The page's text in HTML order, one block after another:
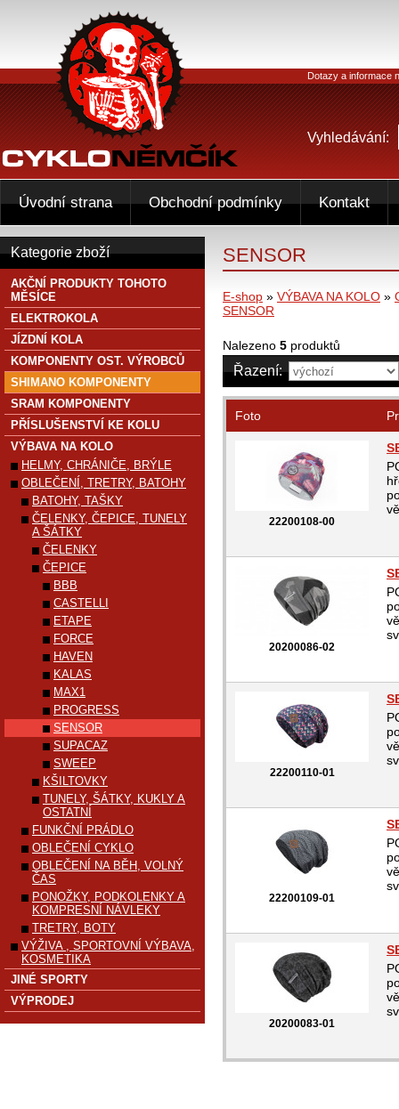
SENSOR
E-shop » VÝBAVA NA KOLO »
SENSOR
Nalezeno 5 produktů
Řazení:
Foto
22200108-00
20200086-02
22200110-01
22200109-01
20200083-01
Kategorie zboží
AKČNÍ PRODUKTY TOHOTO
MĚSÍCE
ELEKTROKOLA
JÍZDNÍ KOLA
KOMPONENTY OST. VÝROBCŮ
SHIMANO KOMPONENTY
SRAM KOMPONENTY
PŘÍSLUŠENSTVÍ KE KOLU
VÝBAVA NA KOLO
HELMY, CHRÁNIČE, BRÝLE
OBLEČENÍ, TRETRY, BATOHY
BATOHY, TAŠKY
ČELENKY, ČEPICE, TUNELY
A ŠÁTKY
ČELENKY
ČEPICE
BBB
CASTELLI
ETAPE
FORCE
HAVEN
KALAS
MAX1
PROGRESS
SENSOR
SUPACAZ
SWEEP
KŠILTOVKY
TUNELY, ŠÁTKY, KUKLY A
OSTATNÍ
FUNKČNÍ PRÁDLO
OBLEČENÍ CYKLO
OBLEČENÍ NA BĚH, VOLNÝ
ČAS
PONOŽKY, PODKOLENKY A
KOMPRESNÍ NÁVLEKY
TRETRY, BOTY
VÝŽIVA , SPORTOVNÍ VÝBAVA,
KOSMETIKA
JINÉ SPORTY
VÝPRODEJ
Dotazy a informace
Vyhledávání:
Úvodní strana Obchodní podmínky Kontakt